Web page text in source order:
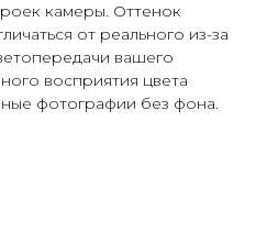
камеры. Оттенок
от реального из-за
вашего
восприятия цвета
фотографии без фона.